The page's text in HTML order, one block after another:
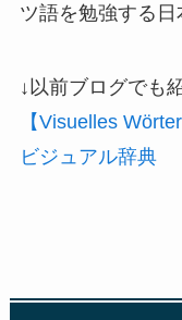
ツ語を勉強する日
↓以前ブログでも
【Visuelles
ビジュアル辞典